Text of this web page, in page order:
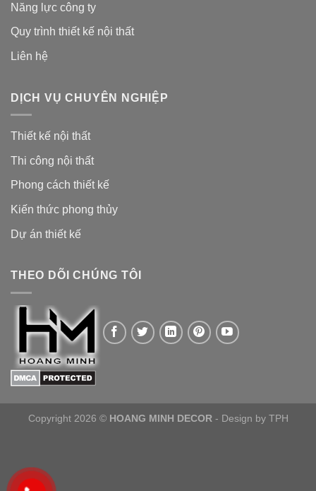
Năng lực công ty
Quy trình thiết kế nội thất
Liên hệ
DỊCH VỤ CHUYÊN NGHIỆP
Thiết kế nội thất
Thi công nội thất
Phong cách thiết kế
Kiến thức phong thủy
Dự án thiết kế
THEO DÕI CHÚNG TÔI
Copyright 2026 © HOANG MINH DECOR- Design by TPH